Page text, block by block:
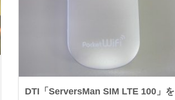
DTI「ServersMan SIM LTE 100」を